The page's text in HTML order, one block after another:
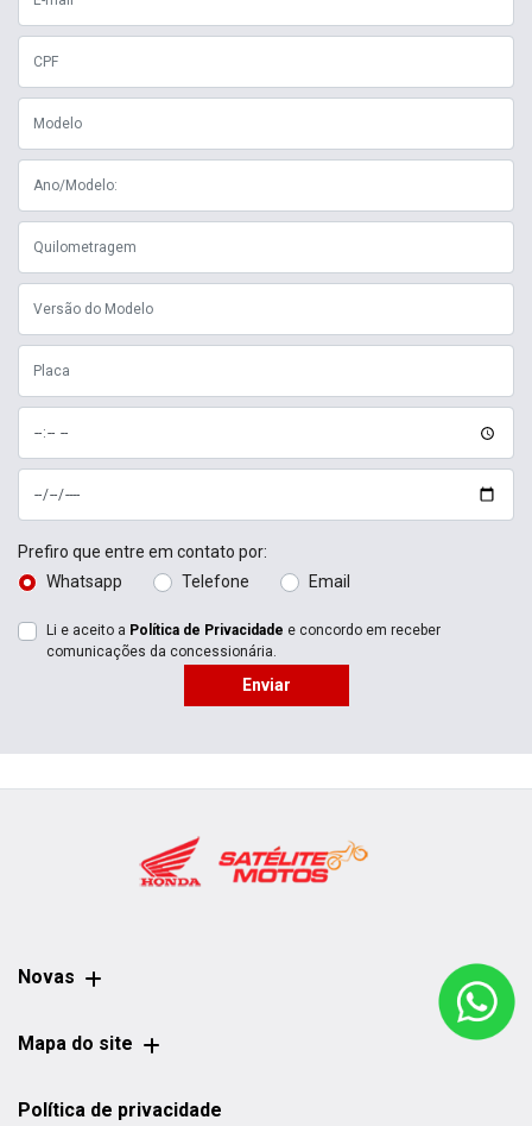
Prefiro que entre em contato por:
Whatsapp
Telefone Email
Li e aceito a Política de Privacidade e concordo em receber
comunicações da concessionária.
Enviar
Novas
Mapa do site
Política de privacidade